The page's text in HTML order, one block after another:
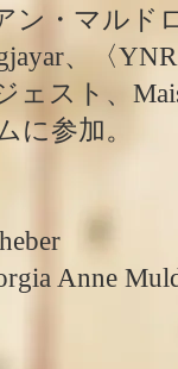
ン・マルド
、〈
ェスト、
に参加。
Anne